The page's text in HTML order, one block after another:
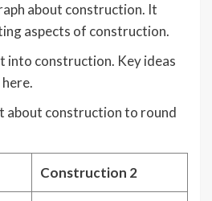
about construction. It
aspects of construction.
into construction. Key ideas
about construction to round
Construction 2